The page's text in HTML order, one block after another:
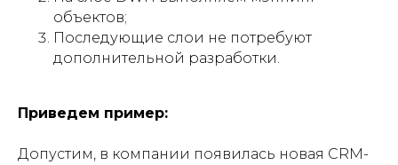
объектов;
Последующие слои не потребуют
дополнительной разработки.
Приведем пример:
Допустим, в компании появилась новая CRM-